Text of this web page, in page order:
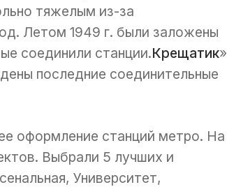
тяжелым из-за
Летом 1949 г. были заложены
соединили станции.Крещатик»
последние соединительные
оформление станций метро. На
Выбрали 5 лучших и
Университет,